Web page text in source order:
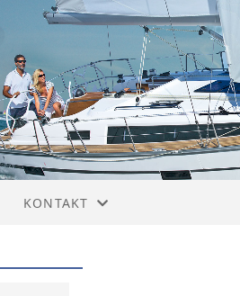
KONTAKT